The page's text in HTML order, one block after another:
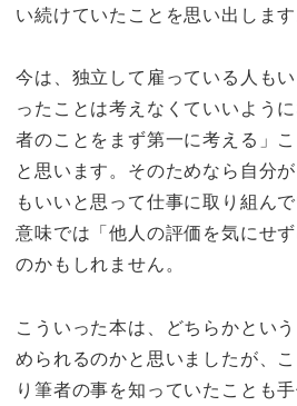
い続けていたことを思い出します
今は、独立して雇っている人も
ったことは考えなくていいよう
者のことをまず第一に考える」
と思います。 そのためなら自分
もいいと思って仕事に取り組んで
意味では「他人の評価を気にせ
のかもしれません。
こういった本は、どちらかとい
められるのかと思いましたが、
り筆者の事を知っていたことも